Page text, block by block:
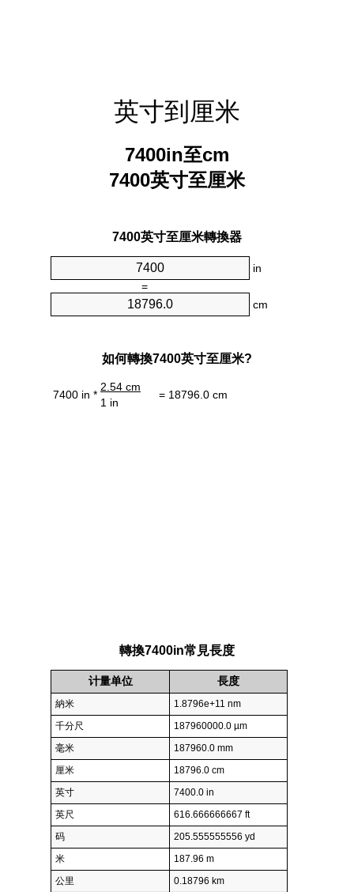
英寸到厘米
7400in至cm
7400英寸至厘米
7400英寸至厘米轉換器
in
=
cm
如何轉換7400英寸至厘米?
7400 in *
2.54 cm
= 18796.0 cm
1 in
轉換7400in常見長度
计量单位 長度
納米
1.8796e+11 nm
千分尺
187960000.0 µm
毫米
187960.0 mm
厘米
18796.0 cm
英寸
7400.0 in
英尺
616.666666667 ft
码
205.555555556 yd
米
187.96 m
公里
0.18796 km